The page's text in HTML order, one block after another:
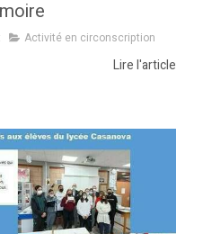
Activité en circonscription
Lire l'article